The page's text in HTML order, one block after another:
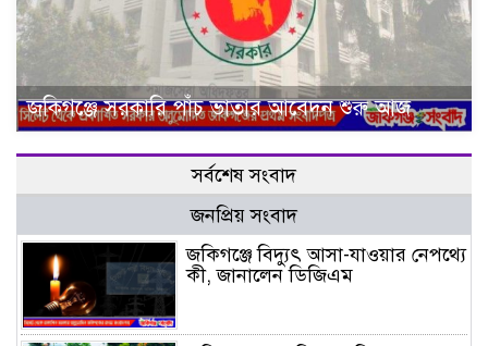
জকিগঞ্জে সরকারি পাঁচ ভাতার আবেদন শুরু আজ
সর্বশেষ সংবাদ
জনপ্রিয় সংবাদ
জকিগঞ্জে বিদ্যুৎ আসা-যাওয়ার নেপথ্যে
কী, জানালেন ডিজিএম